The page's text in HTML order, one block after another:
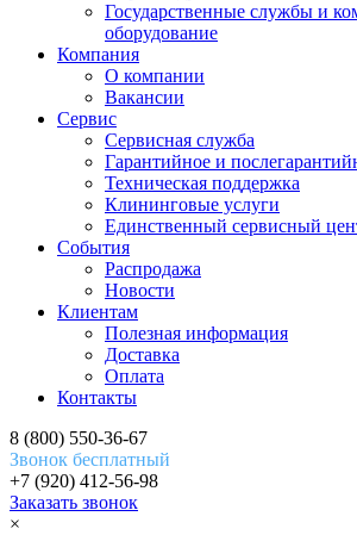
Государственные службы и
оборудование
Компания
О компании
Вакансии
Сервис
Сервисная служба
Гарантийное и
Техническая поддержка
Клининговые услуги
Единственный сервисный
События
Распродажа
Новости
Клиентам
Полезная информация
Доставка
Оплата
Контакты
8 (800) 550-36-67
Звонок бесплатный
+7 (920) 412-56-98
Заказать звонок
×